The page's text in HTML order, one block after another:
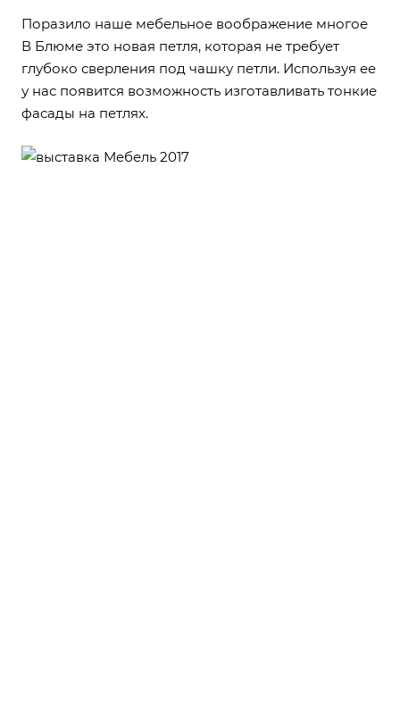
Поразило наше мебельное воображение многое
В Блюме это новая петля, которая не требует
глубоко сверления под чашку петли. Используя ее
у нас появится возможность изготавливать тонкие
фасады на петлях.